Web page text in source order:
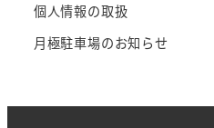
個人情報の取扱
月極駐車場のお知らせ